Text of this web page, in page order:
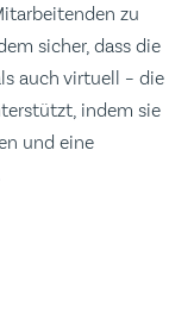
zu
sicher, dass die
auch virtuell – die
indem sie
und eine